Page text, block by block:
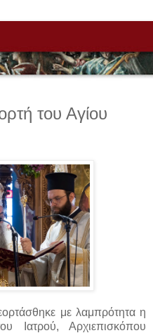
του Αγίου
με λαμπρότητα η
Ιατρού, Αρχιεπισκόπου